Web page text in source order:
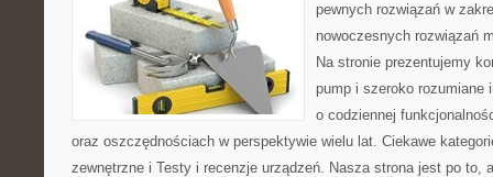
pewnych rozwiązań w
nowoczesnych rozwiązań
Na stronie prezentujemy
pump i szeroko rozumiane
o codziennej
oraz oszczędnościach w perspektywie wielu lat. Ciekawe
zewnętrzne i Testy i recenzje urządzeń. Nasza strona jest po to,